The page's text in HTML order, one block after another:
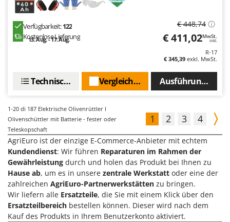
Verfügbarkeit:122
Kostenlose Lieferung
13. Aug. - 17. Aug.
€ 448,74
€ 411,02MwSt.
inkl.
R-17
€ 345,39 exkl. MwSt.
Ausführungen(3)
Vergleichen Sie
Technische Daten
1-20 di 187 Elektrische Olivenrüttler I
Olivenschüttler mit Batterie - fester oder
Teleskopschaft
1 2 3 4
AgriEuro ist der einzige E-Commerce-Anbieter mit echtem
Kundendienst: Wir führen Reparaturen im Rahmen der
Gewährleistung durch und holen das Produkt bei Ihnen zu
Hause ab, um es in unsere zentrale Werkstatt oder eine der
zahlreichen AgriEuro-Partnerwerkstätten zu bringen.
Wir liefern alle Ersatzteile, die Sie mit einem Klick über den
Ersatzteilbereich bestellen können. Dieser wird nach dem
Kauf des Produkts in Ihrem Benutzerkonto aktiviert.